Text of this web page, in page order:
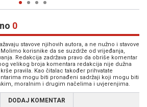
0
stavove njihovih autora, a ne nužno i stavove
korisnike da se suzdrže od vrijeđanja,
Redakcija zadržava pravo da obriše komentar
velikog broja komentara redakcija nije dužna
pravila. Kao čitalac također prihvatate
mogu biti pronađeni sadržaji koji mogu biti
moralnim i drugim načelima i uvjerenjima.
DODAJ KOMENTAR